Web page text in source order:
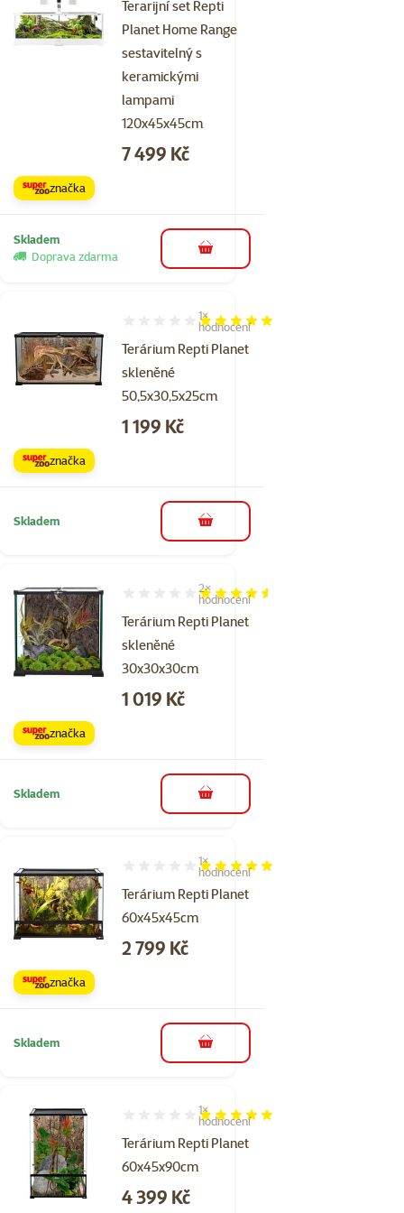
Terarijní set Repti
Planet Home Range
sestavitelný s
keramickými
lampami
120x45x45cm
Cena
7 499 Kč
značka
Skladem
Doprava zdarma
do košíku
Terárium Repti Planet
skleněné
50,5x30,5x25cm
Hodnocení 100%, počet hodnocení: 1
1×
hodnocení
Cena
1 199 Kč
značka
Skladem do košíku
Terárium Repti Planet
skleněné
30x30x30cm
Hodnocení 90%, počet hodnocení: 2
2×
hodnocení
Cena
1 019 Kč
značka
Skladem do košíku
Terárium Repti Planet
60x45x45cm
Hodnocení 100%, počet hodnocení: 1
1×
hodnocení
Cena
2 799 Kč
značka
Skladem do košíku
Terárium Repti Planet
60x45x90cm
Hodnocení 100%, počet hodnocení: 1
1×
hodnocení
Cena
4 399 Kč